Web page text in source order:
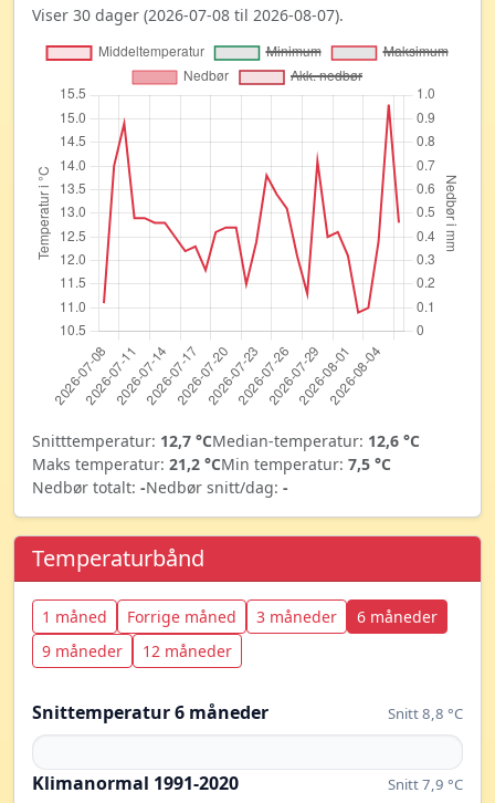
Viser 30 dager (2026-07-08 til 2026-08-07).
Snitttemperatur: 12,7 °CMedian-temperatur: 12,6 °C
Maks temperatur: 21,2 °CMin temperatur: 7,5 °C
Nedbør totalt: -Nedbør snitt/dag: -
Temperaturbånd
1 måned Forrige måned 3 måneder
6 måneder
9 måneder
12 måneder
Snittemperatur 6 måneder Snitt 8,8 °C
Klimanormal 1991-2020 Snitt 7,9 °C